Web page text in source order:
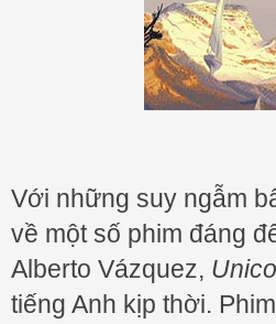
Với những suy ngẫm
về một số phim đáng
Alberto Vázquez,
tiếng Anh kịp thời.